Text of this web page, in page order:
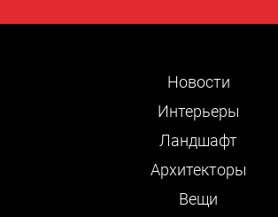
Новости
Интерьеры
Ландшафт
Архитекторы
Вещи